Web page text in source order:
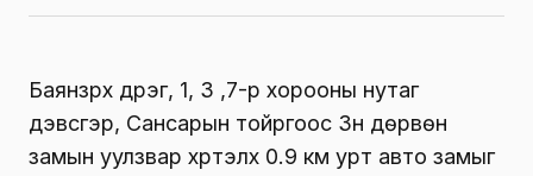
Баянзүрх дүүрэг, 1, 3 ,7-р хорооны нутаг
дэвсгэр, Сансарын тойргоос Зүүн дөрвөн
замын уулзвар хүртэлх 0.9 км урт авто замыг